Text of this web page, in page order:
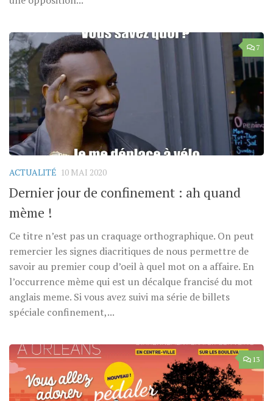
7
ACTUALITÉ 10 MAI 2020
Dernier jour de confinement : ah quand
mème !
Ce titre n’est pas un craquage orthographique. On peut
remercier les signes diacritiques de nous permettre de
savoir au premier coup d’oeil à quel mot on a affaire. En
l’occurrence mème qui est un décalque francisé du mot
anglais meme. Si vous avez suivi ma série de billets
spéciale confinement,...
13